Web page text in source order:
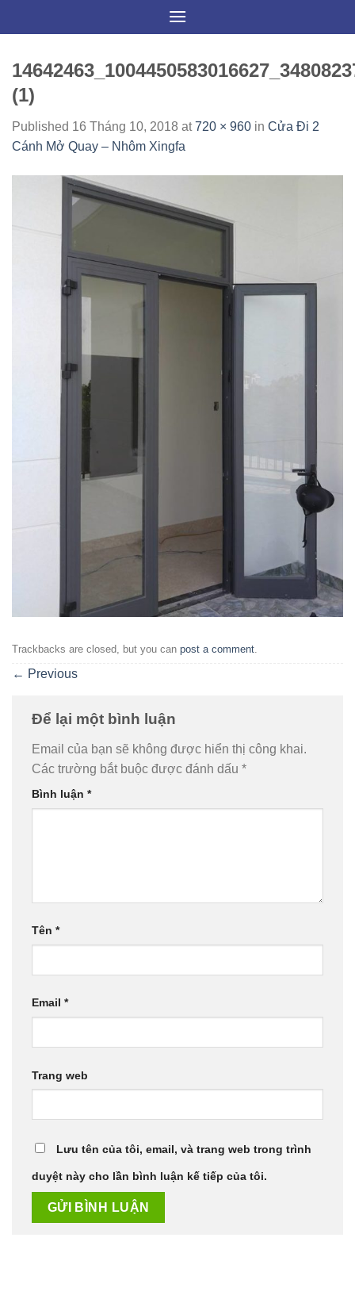
(1)
Published 16 Tháng 10, 2018 at720 × 960 in Cửa Đi 2
Cánh Mở Quay – Nhôm Xingfa
Trackbacks are closed, but you can post a comment
← Previous
Để lại một bình luận
Email của bạn sẽ không được hiển thị công khai.
Các trường bắt buộc được đánh dấu *
Bình luận *
Tên *
Email *
Trang web
Lưu tên của tôi, email, và trang web trong trình
duyệt này cho lần bình luận kế tiếp của tôi.